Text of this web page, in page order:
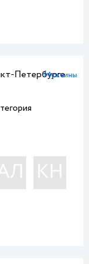
Петербурге
Мужчины
КН